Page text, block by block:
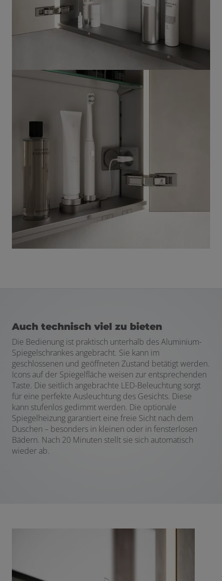
Auch technisch viel zu bieten
Die Bedienung ist praktisch unterhalb des Aluminium-
Spiegelschrankes angebracht. Sie kann im
geschlossenen und geöffneten Zustand betätigt werden.
Icons auf der Spiegelfläche weisen zur entsprechenden
Taste. Die seitlich angebrachte LED-Beleuchtung sorgt
für eine perfekte Ausleuchtung des Gesichts. Diese
kann stufenlos gedimmt werden. Die optionale
Spiegelheizung garantiert eine freie Sicht nach dem
Duschen – besonders in kleinen oder in fensterlosen
Bädern. Nach 20 Minuten stellt sie sich automatisch
wieder ab.